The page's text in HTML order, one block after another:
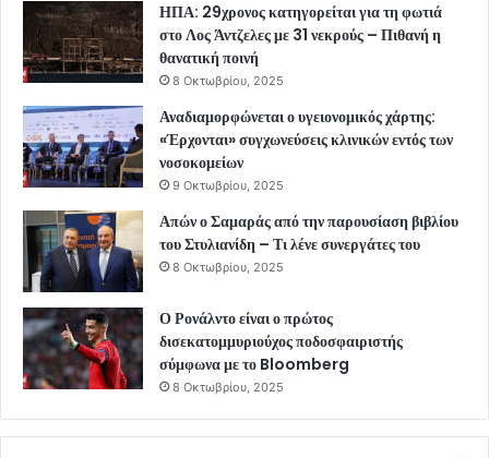
ΗΠΑ: 29χρονος κατηγορείται για τη φωτιά
στο Λος Άντζελες με 31 νεκρούς – Πιθανή η
θανατική ποινή
8 Οκτωβρίου, 2025
Αναδιαμορφώνεται ο υγειονομικός χάρτης:
«Έρχονται» συγχωνεύσεις κλινικών εντός των
νοσοκομείων
9 Οκτωβρίου, 2025
Απών ο Σαμαράς από την παρουσίαση βιβλίου
του Στυλιανίδη – Τι λένε συνεργάτες του
8 Οκτωβρίου, 2025
Ο Ρονάλντο είναι ο πρώτος
δισεκατομμυριούχος ποδοσφαιριστής
σύμφωνα με το Bloomberg
8 Οκτωβρίου, 2025